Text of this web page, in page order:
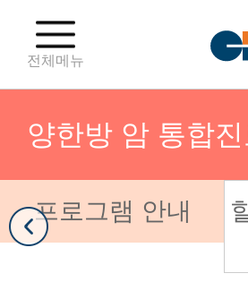
전체메뉴
양한방 암 통합진
분만센터
프로그램 안내